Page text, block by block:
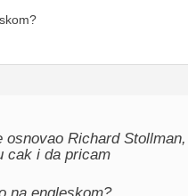
Richard
cak i da pricam